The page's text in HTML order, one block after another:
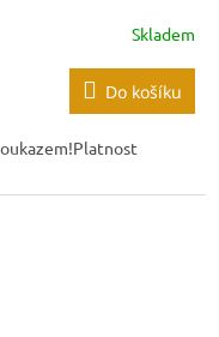
R
M
A
Skladem
Do košíku